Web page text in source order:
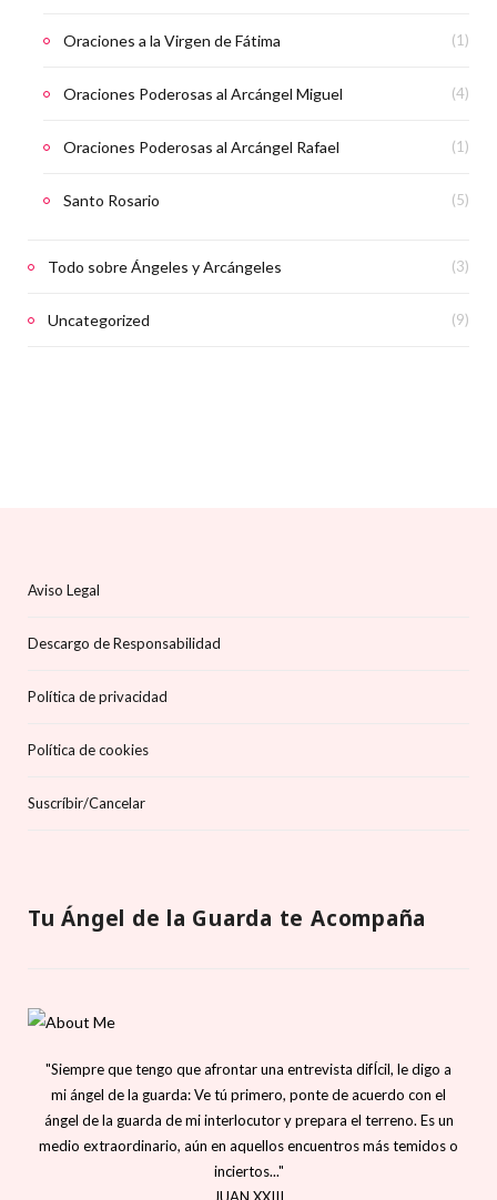
Oraciones a la Virgen de Fátima (1)
Oraciones Poderosas al Arcángel Miguel (4)
Oraciones Poderosas al Arcángel Rafael (1)
Santo Rosario (5)
Todo sobre Ángeles y Arcángeles (3)
Uncategorized (9)
Aviso Legal
Descargo de Responsabilidad
Política de privacidad
Política de cookies
Suscríbir/Cancelar
Tu Ángel de la Guarda te Acompaña
"Siempre que tengo que afrontar una entrevista difÍcil, le digo a
mi ángel de la guarda: Ve tú primero, ponte de acuerdo con el
ángel de la guarda de mi interlocutor y prepara el terreno. Es un
medio extraordinario, aún en aquellos encuentros más temidos o
inciertos..."